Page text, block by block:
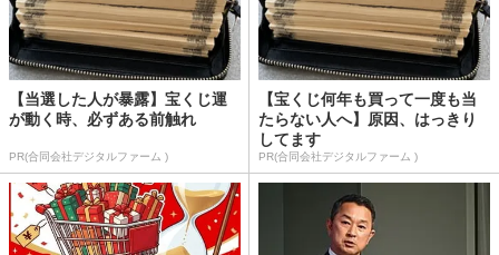
【当選した人が暴露】宝くじ運
が動く時、必ずある前触れ
PR(合同会社デジタルファーム )
【宝くじ何年も買って一度も当
たらない人へ】原因、はっきり
してます
PR(合同会社デジタルファーム )